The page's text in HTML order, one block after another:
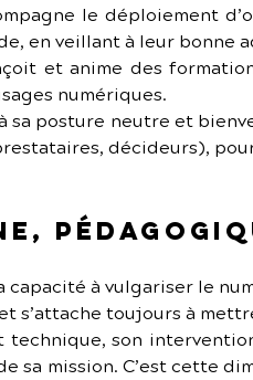
le déploiement
en veillant à leur bonne
et anime des
numériques.
sa posture neutre et
décideurs),
capacité à vulgariser le
s’attache toujours à
technique, son
sa mission. C’est cette